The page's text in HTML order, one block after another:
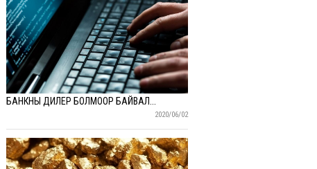
БАНКНЫ ДИЛЕР БОЛМООР БАЙВАЛ...
2020/06/02